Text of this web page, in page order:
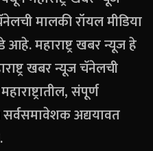
मालकी रॉयल मीडिया
आहे. महाराष्ट्र खबर न्यूज हे
खबर न्यूज चॅनेलची
संपूर्ण
अद्ययावत